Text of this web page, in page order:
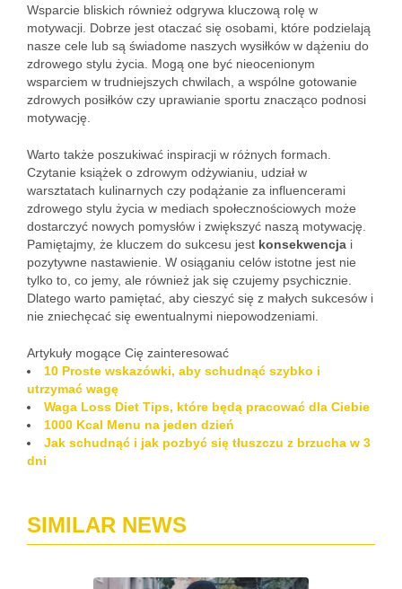
Wsparcie bliskich również odgrywa kluczową rolę w
motywacji. Dobrze jest otaczać się osobami, które podzielają
nasze cele lub są świadome naszych wysiłków w dążeniu do
zdrowego stylu życia. Mogą one być nieocenionym
wsparciem w trudniejszych chwilach, a wspólne gotowanie
zdrowych posiłków czy uprawianie sportu znacząco podnosi
motywację.
Warto także poszukiwać inspiracji w różnych formach.
Czytanie książek o zdrowym odżywianiu, udział w
warsztatach kulinarnych czy podążanie za influencerami
zdrowego stylu życia w mediach społecznościowych może
dostarczyć nowych pomysłów i zwiększyć naszą motywację.
Pamiętajmy, że kluczem do sukcesu jest konsekwencja i
pozytywne nastawienie. W osiąganiu celów istotne jest nie
tylko to, co jemy, ale również jak się czujemy psychicznie.
Dlatego warto pamiętać, aby cieszyć się z małych sukcesów i
nie zniechęcać się ewentualnymi niepowodzeniami.
Artykuły mogące Cię zainteresować
10 Proste wskazówki, aby schudnąć szybko i
utrzymać wagę
Waga Loss Diet Tips, które będą pracować dla Ciebie
1000 Kcal Menu na jeden dzień
Jak schudnąć i jak pozbyć się tłuszczu z brzucha w 3
dni
SIMILAR NEWS